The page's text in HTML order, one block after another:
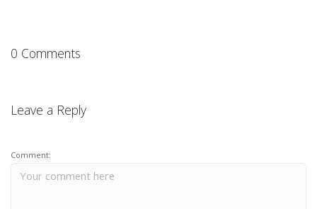
0 Comments
Leave a Reply
Comment: